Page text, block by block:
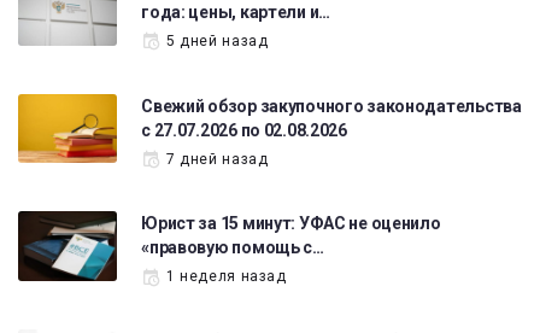
года: цены, картели и…
5 дней назад
Свежий обзор закупочного законодательства
с 27.07.2026 по 02.08.2026
7 дней назад
Юрист за 15 минут: УФАС не оценило
«правовую помощь с…
1 неделя назад